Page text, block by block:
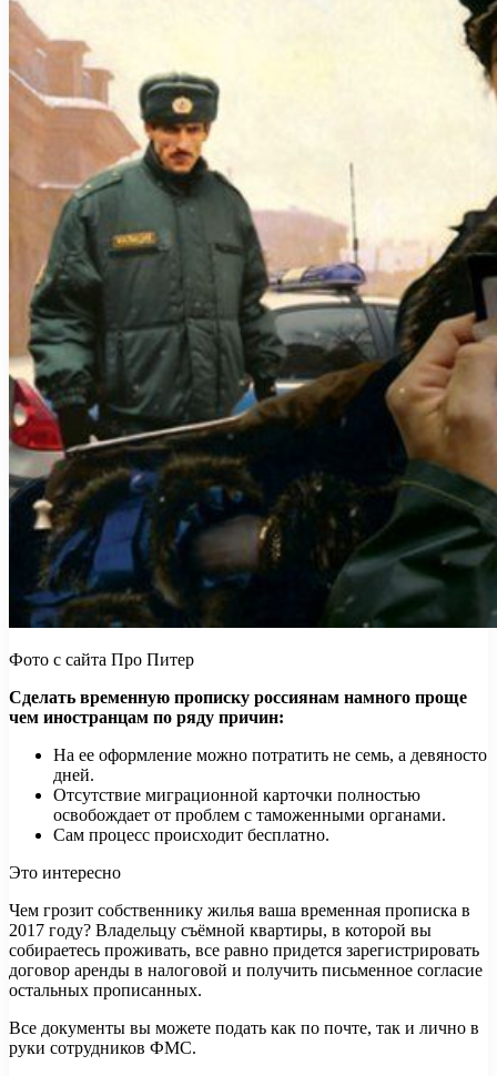
Фото с сайта Про Питер
Сделать временную прописку россиянам намного проще
чем иностранцам по ряду причин:
На ее оформление можно потратить не семь, а девяносто
дней.
Отсутствие миграционной карточки полностью
освобождает от проблем с таможенными органами.
Сам процесс происходит бесплатно.
Это интересно
Чем грозит собственнику жилья ваша временная прописка в
2017 году? Владельцу съёмной квартиры, в которой вы
собираетесь проживать, все равно придется зарегистрировать
договор аренды в налоговой и получить письменное согласие
остальных прописанных.
Все документы вы можете подать как по почте, так и лично в
руки сотрудников ФМС.